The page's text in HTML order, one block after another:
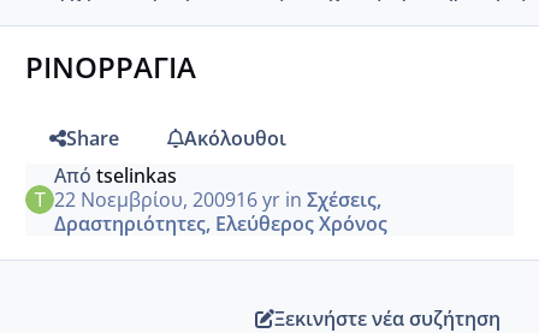
ΡΙΝΟΡΡΑΓΙΑ
Share
Ακόλουθοι
Από tselinkas
22 Νοεμβρίου, 200916 yrin Σχέσεις,
Δραστηριότητες, Ελεύθερος Χρόνος
Ξεκινήστε νέα συζήτηση